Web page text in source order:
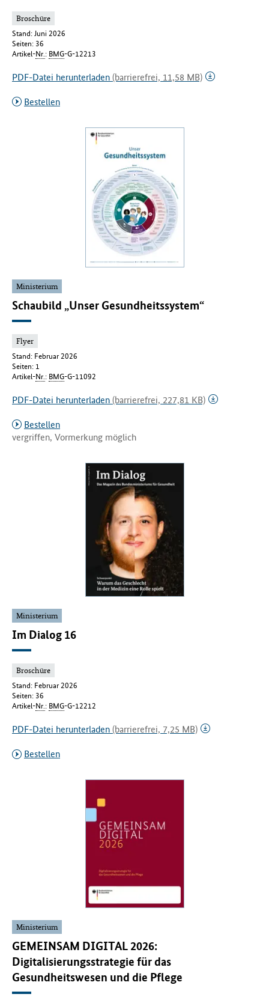
Broschüre
Stand: Juni 2026
Seiten: 36
Artikel-Nr. : BMG-G-12213
PDF-Datei herunterladen (barrierefrei, 11,58 MB)
Bestellen
Ministerium
Schaubild „Unser Gesundheitssystem“
Flyer
Stand: Februar 2026
Seiten: 1
Artikel-Nr. : BMG-G-11092
PDF-Datei herunterladen (barrierefrei, 227,81 KB)
Bestellen
vergriffen, Vormerkung möglich
Ministerium
Im Dialog 16
Broschüre
Stand: Februar 2026
Seiten: 36
Artikel-Nr.: BMG-G-12212
PDF-Datei herunterladen (barrierefrei, 7,25 MB)
Bestellen
Ministerium
GEMEINSAM DIGITAL 2026:
Digitalisierungsstrategie für das
Gesundheitswesen und die Pflege